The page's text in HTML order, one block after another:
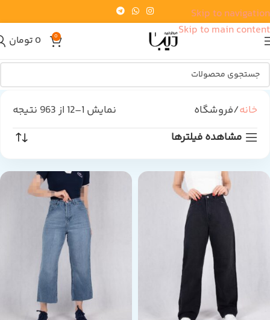
Skip to navigation
Skip to main content
0
0 تومان
خانه فروشگاه
نمایش 1–12 از 963 نتیجه
مشاهده فیلترها